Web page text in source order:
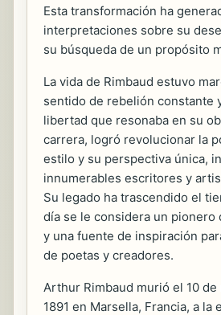
Esta transformación ha
interpretaciones sobre su
su búsqueda de un propósito
La vida de Rimbaud estuvo
sentido de rebelión constante
libertad que resonaba en su
carrera, logró revolucionar la
estilo y su perspectiva única,
innumerables escritores y
Su legado ha trascendido el
día se le considera un pionero
y una fuente de inspiración
de poetas y creadores.
Arthur Rimbaud murió el 10
1891 en Marsella, Francia, a la